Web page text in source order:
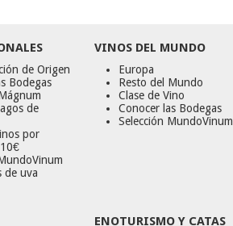
de Origen
Bodegas
de
por
de uva
VINOS DEL MUNDO
Europa
Resto del Mundo
Clase de Vino
Conocer las Bodegas
Selección MundoVinum
ENOTURISMO Y CATAS